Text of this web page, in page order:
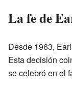
La fe de
Desde 1963,
Esta decisión
se celebró en el